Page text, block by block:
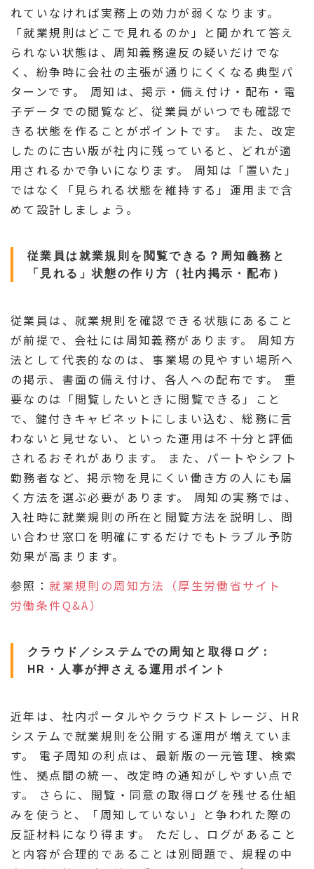
れていなければ実務上の効力が弱くなります。
「就業規則はどこで見れるのか」と聞かれて答え
られない状態は、周知義務違反の疑いだけでな
く、紛争時に会社の主張が通りにくくなる典型パ
ターンです。 周知は、掲示・備え付け・配布・電
子データでの閲覧など、従業員がいつでも確認で
きる状態を作ることがポイントです。 また、改定
したのに古い版が社内に残っていると、どれが適
用されるかで争いになります。 周知は「置いた」
ではなく「見られる状態を維持する」運用まで含
めて設計しましょう。
従業員は就業規則を閲覧できる？周知義務と
「見れる」状態の作り方（社内掲示・配布）
従業員は、就業規則を確認できる状態にあること
が前提で、会社には周知義務があります。 周知方
法として代表的なのは、事業場の見やすい場所へ
の掲示、書面の備え付け、各人への配布です。 重
要なのは「閲覧したいときに閲覧できる」こと
で、鍵付きキャビネットにしまい込む、総務に言
わないと見せない、といった運用は不十分と評価
されるおそれがあります。 また、パートやシフト
勤務者など、掲示物を見にくい働き方の人にも届
く方法を選ぶ必要があります。 周知の実務では、
入社時に就業規則の所在と閲覧方法を説明し、問
い合わせ窓口を明確にするだけでもトラブル予防
効果が高まります。
参照：就業規則の周知方法（厚生労働省サイト
労働条件Q&A）
クラウド／システムでの周知と取得ログ：
HR・人事が押さえる運用ポイント
近年は、社内ポータルやクラウドストレージ、HR
システムで就業規則を公開する運用が増えていま
す。 電子周知の利点は、最新版の一元管理、検索
性、拠点間の統一、改定時の通知がしやすい点で
す。 さらに、閲覧・同意の取得ログを残せる仕組
みを使うと、「周知していない」と争われた際の
反証材料になり得ます。 ただし、ログがあること
と内容が合理的であることは別問題で、規程の中